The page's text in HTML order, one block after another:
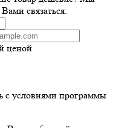
связаться:
ценой
с условиями программы